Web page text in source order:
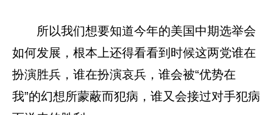
所以我们想要知道今年的美国中期选举会
如何发展，根本上还得看看到时候这两党谁在
扮演胜兵，谁在扮演哀兵，谁会被“优势在
我”的幻想所蒙蔽而犯病，谁又会接过对手犯病